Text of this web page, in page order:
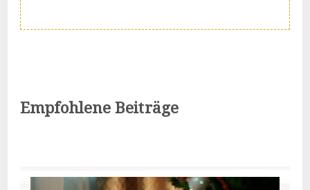
Empfohlene Beiträge